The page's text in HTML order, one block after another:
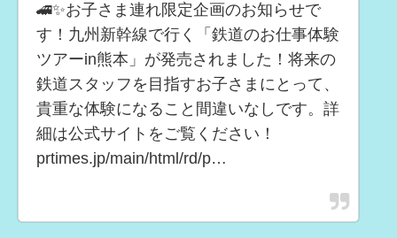
🚄✨お子さま連れ限定企画のお知らせで
す！九州新幹線で行く「鉄道のお仕事体験
ツアーin熊本」が発売されました！将来の
鉄道スタッフを目指すお子さまにとって、
貴重な体験になること間違いなしです。詳
細は公式サイトをご覧ください！
prtimes.jp/main/html/rd/p…